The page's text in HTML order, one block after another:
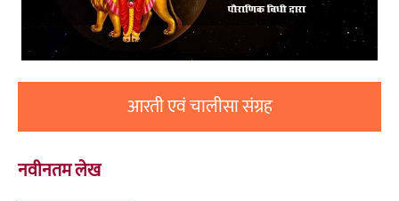
आरती एवं चालीसा संग्रह
नवीनतम लेख